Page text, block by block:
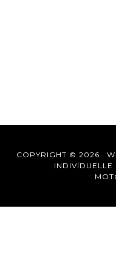
COPYRIGHT © 2026 ·
INDIVIDUELLE